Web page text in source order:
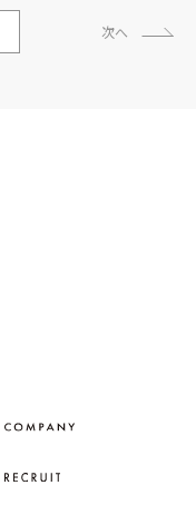
次へ